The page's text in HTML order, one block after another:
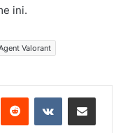
ini.
Valorant